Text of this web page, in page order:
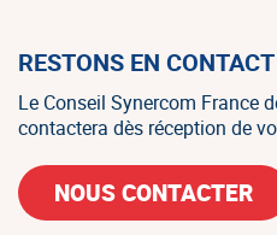
RESTONS EN CONTACT
Le Conseil Synercom France
contactera dès réception de
NOUS CONTACTER